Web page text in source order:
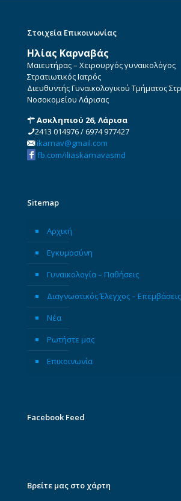
Στοιχεία Επικοινωνίας
Ηλίας Καρναβάς
Μαιευτήρας – Χειρουργός γυναικολόγος
Στρατιωτικός Ιατρός
Διευθυντής Γυναικολογικού Τμήματος
Νοσοκομείου Λάρισας
Ασκληπιού 26, Λάρισα
2413 014976/6974 977427
ikarnav@gmail.com
fb.com/iliaskarnavasmd
Sitemap
Αρχική
Εγκυμοσύνη
Γυναικολογία – Παθήσεις
Διαγνωστικός Έλεγχος – Επεμβάσεις
Νέα
Ρωτήστε μας
Επικοινωνία
Facebook Feed
Βρείτε μας στο χάρτη